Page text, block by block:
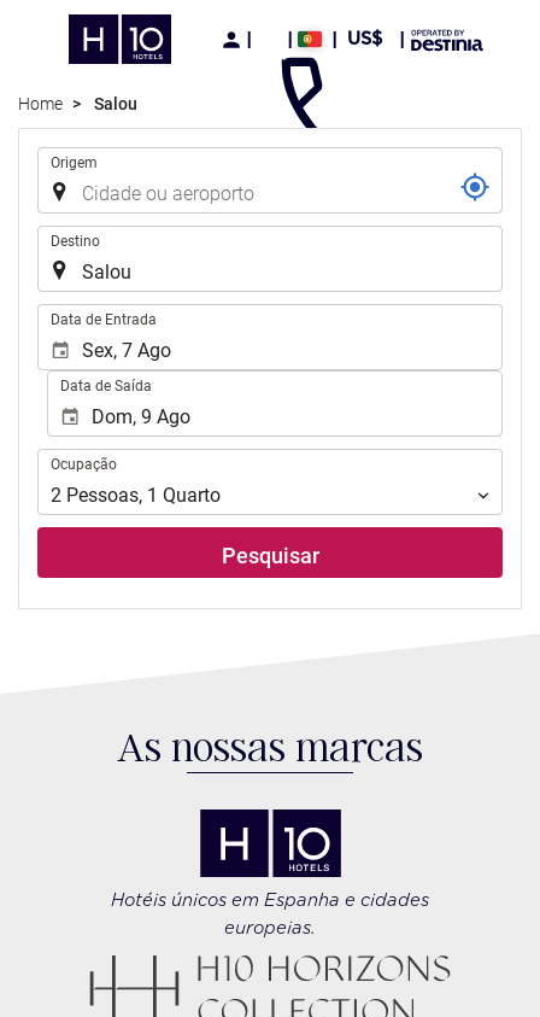
US$
Home Salou
Trajecto
Origem
Destino
Data de Entrada
Data de Saída
Ocupação
Ocupação
2 Pessoas, 1 Quarto
Pesquisar
As nossas marcas
Hotéis únicos em Espanha e cidades
europeias.